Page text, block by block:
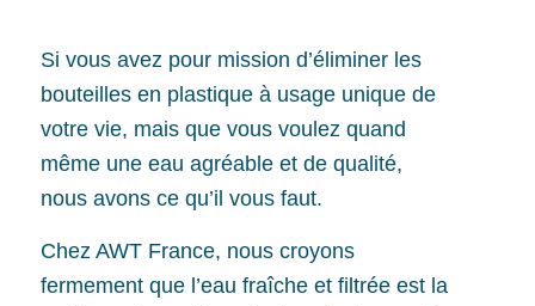
Si vous avez pour mission d’éliminer les
bouteilles en plastique à usage unique de
votre vie, mais que vous voulez quand
même une eau agréable et de qualité,
nous avons ce qu’il vous faut.
Chez AWT France, nous croyons
fermement que l’eau fraîche et filtrée est la